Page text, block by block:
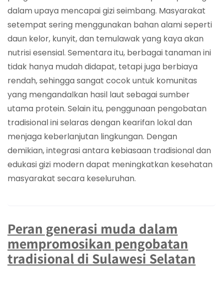
dalam upaya mencapai gizi seimbang. Masyarakat
setempat sering menggunakan bahan alami seperti
daun kelor, kunyit, dan temulawak yang kaya akan
nutrisi esensial. Sementara itu, berbagai tanaman ini
tidak hanya mudah didapat, tetapi juga berbiaya
rendah, sehingga sangat cocok untuk komunitas
yang mengandalkan hasil laut sebagai sumber
utama protein. Selain itu, penggunaan pengobatan
tradisional ini selaras dengan kearifan lokal dan
menjaga keberlanjutan lingkungan. Dengan
demikian, integrasi antara kebiasaan tradisional dan
edukasi gizi modern dapat meningkatkan kesehatan
masyarakat secara keseluruhan.
Peran generasi muda dalam
mempromosikan pengobatan
tradisional di Sulawesi Selatan